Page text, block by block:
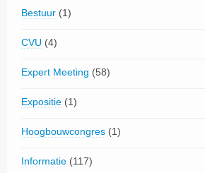
Bestuur (1)
CVU (4)
Expert Meeting (58)
Expositie (1)
Hoogbouwcongres (1)
Informatie (117)